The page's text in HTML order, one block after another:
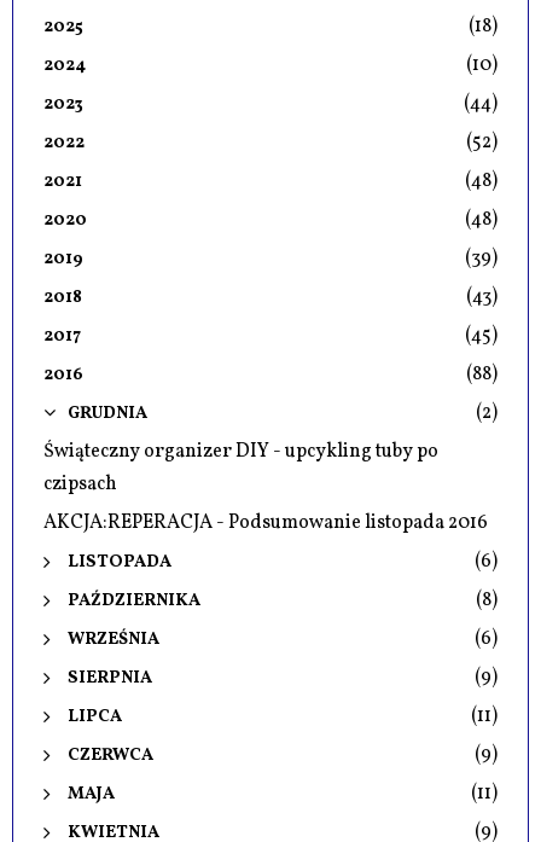
2025 (18)
2024 (10)
2023 (44)
2022 (52)
2021 (48)
2020 (48)
2019 (39)
2018 (43)
2017 (45)
2016 (88)
GRUDNIA
(2)
Świąteczny organizer DIY - upcykling tuby po
czipsach
AKCJA:REPERACJA - Podsumowanie listopada 2016
LISTOPADA (6)
PAŹDZIERNIKA (8)
WRZEŚNIA (6)
SIERPNIA (9)
LIPCA (11)
CZERWCA (9)
MAJA (11)
KWIETNIA (9)